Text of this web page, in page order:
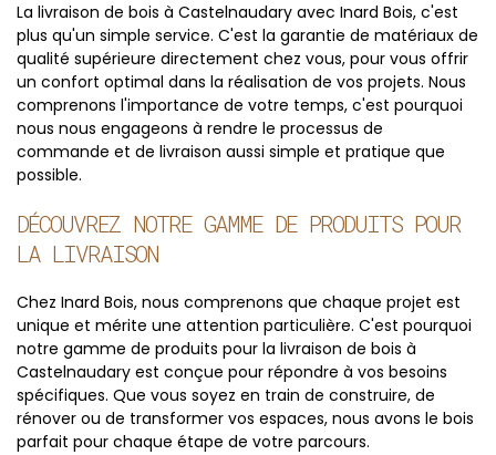
La livraison de bois à Castelnaudary avec Inard Bois, c'est
plus qu'un simple service. C'est la garantie de matériaux de
qualité supérieure directement chez vous, pour vous offrir
un confort optimal dans la réalisation de vos projets. Nous
comprenons l'importance de votre temps, c'est pourquoi
nous nous engageons à rendre le processus de
commande et de livraison aussi simple et pratique que
possible.
DÉCOUVREZ NOTRE GAMME DE PRODUITS POUR
LA LIVRAISON
Chez Inard Bois, nous comprenons que chaque projet est
unique et mérite une attention particulière. C'est pourquoi
notre gamme de produits pour la livraison de bois à
Castelnaudary est conçue pour répondre à vos besoins
spécifiques. Que vous soyez en train de construire, de
rénover ou de transformer vos espaces, nous avons le bois
parfait pour chaque étape de votre parcours.